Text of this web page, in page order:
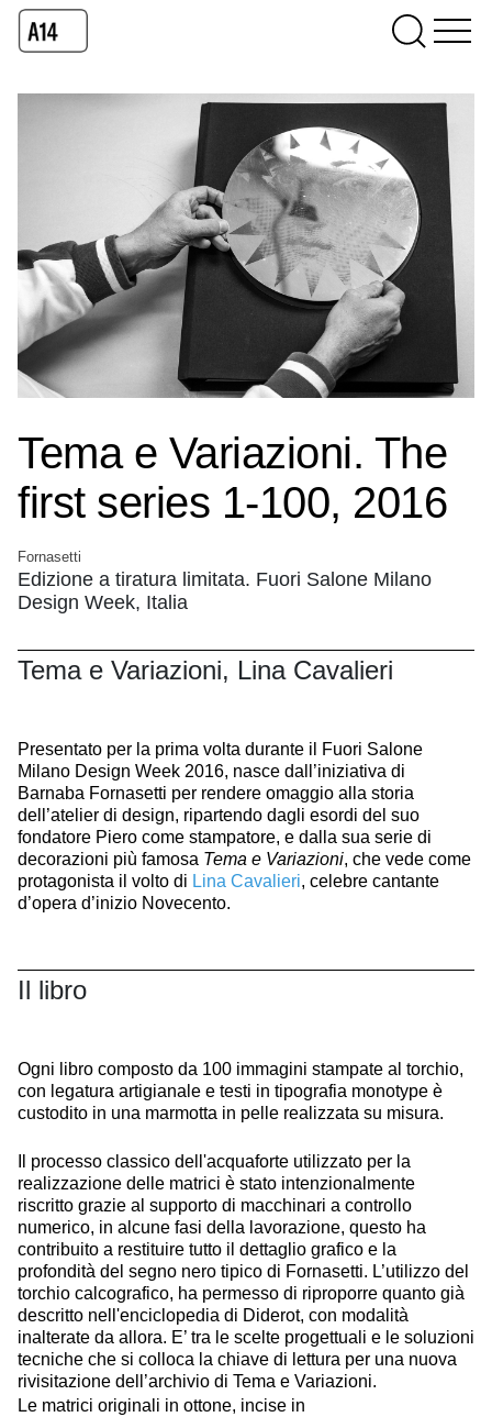
Tema e Variazioni. The
first series 1-100, 2016
Fornasetti
Edizione a tiratura limitata. Fuori Salone Milano
Design Week, Italia
Tema e Variazioni, Lina Cavalieri
Presentato per la prima volta durante il Fuori Salone
Milano Design Week 2016, nasce dall’iniziativa di
Barnaba Fornasetti per rendere omaggio alla storia
dell’atelier di design, ripartendo dagli esordi del suo
fondatore Piero come stampatore, e dalla sua serie di
decorazioni più famosa Tema e Variazioni, che vede come
protagonista il volto di Lina Cavalieri, celebre cantante
d’opera d’inizio Novecento.
Il libro
Ogni libro composto da 100 immagini stampate al torchio,
con legatura artigianale e testi in tipografia monotype è
custodito in una marmotta in pelle realizzata su misura.
Il processo classico dell'acquaforte utilizzato per la
realizzazione delle matrici è stato intenzionalmente
riscritto grazie al supporto di macchinari a controllo
numerico, in alcune fasi della lavorazione, questo ha
contribuito a restituire tutto il dettaglio grafico e la
profondità del segno nero tipico di Fornasetti. L’utilizzo del
torchio calcografico, ha permesso di riproporre quanto già
descritto nell'enciclopedia di Diderot, con modalità
inalterate da allora. E’ tra le scelte progettuali e le soluzioni
tecniche che si colloca la chiave di lettura per una nuova
rivisitazione dell’archivio di Tema e Variazioni.
Le matrici originali in ottone, incise in